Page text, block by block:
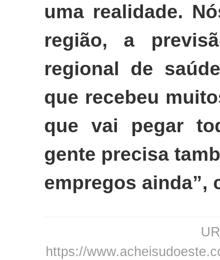
uma realidade.
região, a
regional de
que recebeu
que vai pegar
gente precisa
empregos ainda”,
https://